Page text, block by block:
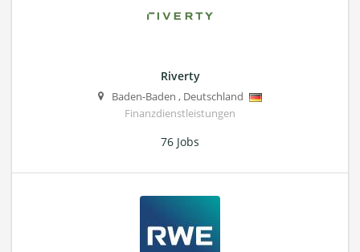
Riverty
Baden-Baden , Deutschland
Finanzdienstleistungen
76 Jobs